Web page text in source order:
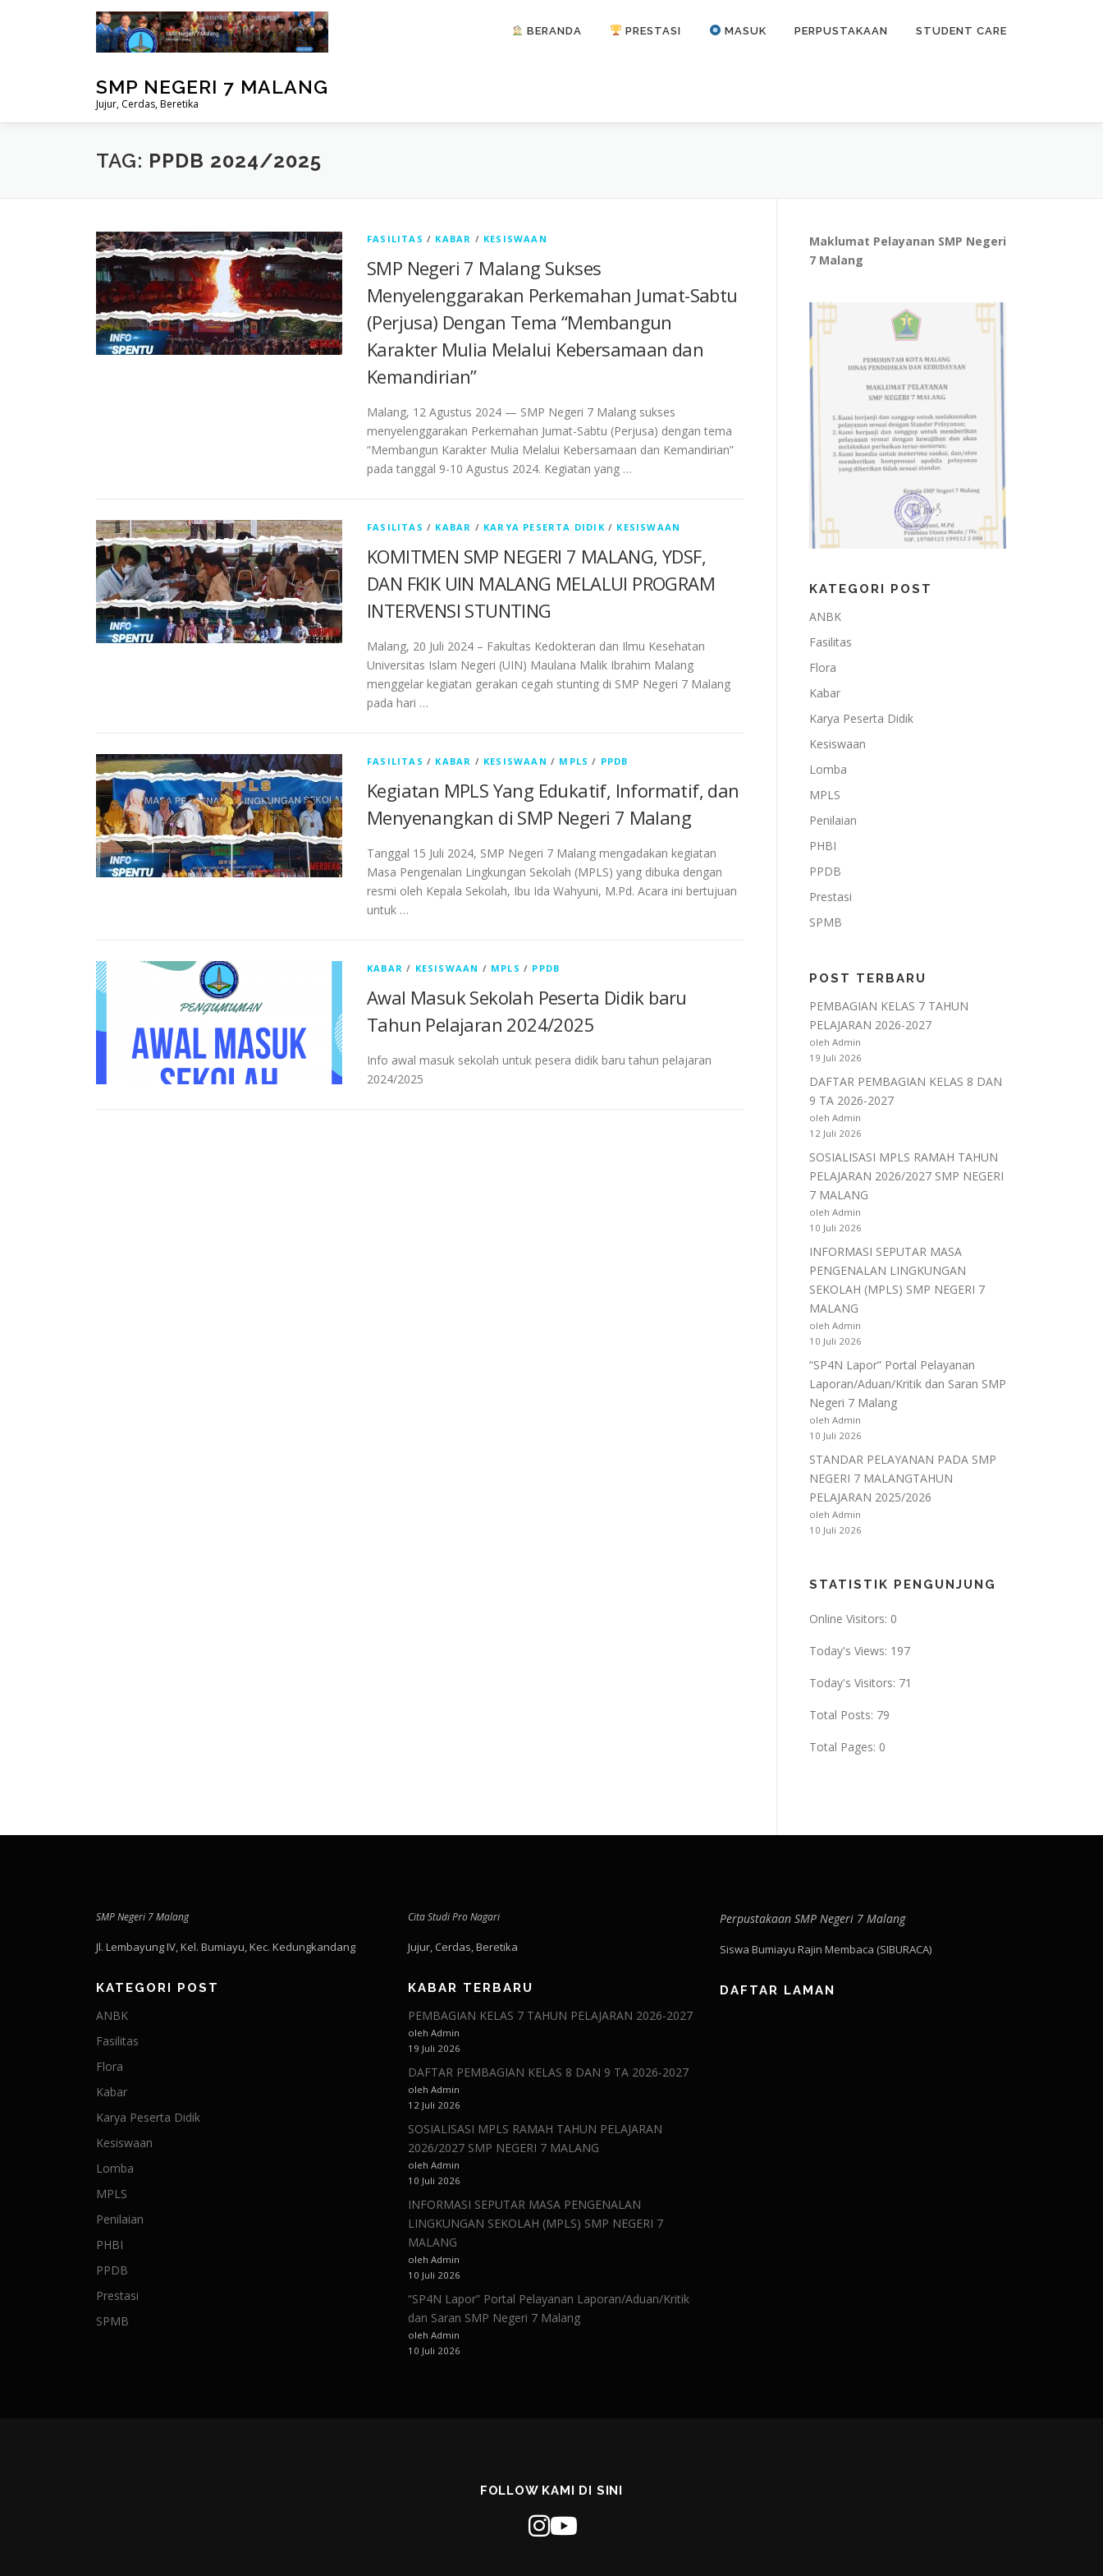
SMP NEGERI 7 MALANG
Jujur, Cerdas, Beretika
BERANDA PRESTASI MASUK PERPUSTAKAAN STUDENT CARE
TAG: PPDB 2024/2025
FASILITAS / KABAR / KESISWAAN
SMP Negeri 7 Malang Sukses
Menyelenggarakan Perkemahan Jumat-Sabtu
(Perjusa) Dengan Tema “Membangun
Karakter Mulia Melalui Kebersamaan dan
Kemandirian”
Malang, 12 Agustus 2024 — SMP Negeri 7 Malang sukses
menyelenggarakan Perkemahan Jumat-Sabtu (Perjusa) dengan tema
“Membangun Karakter Mulia Melalui Kebersamaan dan Kemandirian”
pada tanggal 9-10 Agustus 2024. Kegiatan yang …
FASILITAS / KABAR / KARYA PESERTA DIDIK / KESISWAAN
KOMITMEN SMP NEGERI 7 MALANG, YDSF,
DAN FKIK UIN MALANG MELALUI PROGRAM
INTERVENSI STUNTING
Malang, 20 Juli 2024 – Fakultas Kedokteran dan Ilmu Kesehatan
Universitas Islam Negeri (UIN) Maulana Malik Ibrahim Malang
menggelar kegiatan gerakan cegah stunting di SMP Negeri 7 Malang
pada hari …
FASILITAS / KABAR / KESISWAAN / MPLS / PPDB
Kegiatan MPLS Yang Edukatif, Informatif, dan
Menyenangkan di SMP Negeri 7 Malang
Tanggal 15 Juli 2024, SMP Negeri 7 Malang mengadakan kegiatan
Masa Pengenalan Lingkungan Sekolah (MPLS) yang dibuka dengan
resmi oleh Kepala Sekolah, Ibu Ida Wahyuni, M.Pd. Acara ini bertujuan
untuk …
KABAR / KESISWAAN / MPLS / PPDB
Awal Masuk Sekolah Peserta Didik baru
Tahun Pelajaran 2024/2025
Info awal masuk sekolah untuk pesera didik baru tahun pelajaran
2024/2025
Maklumat Pelayanan SMP Negeri
7 Malang
KATEGORI POST
ANBK
Fasilitas
Flora
Kabar
Karya Peserta Didik
Kesiswaan
Lomba
MPLS
Penilaian
PHBI
PPDB
Prestasi
SPMB
POST TERBARU
PEMBAGIAN KELAS 7 TAHUN
PELAJARAN 2026-2027
oleh Admin
19 Juli 2026
DAFTAR PEMBAGIAN KELAS 8 DAN
9 TA 2026-2027
oleh Admin
12 Juli 2026
SOSIALISASI MPLS RAMAH TAHUN
PELAJARAN 2026/2027 SMP NEGERI
7 MALANG
oleh Admin
10 Juli 2026
INFORMASI SEPUTAR MASA
PENGENALAN LINGKUNGAN
SEKOLAH (MPLS) SMP NEGERI 7
MALANG
oleh Admin
10 Juli 2026
“SP4N Lapor” Portal Pelayanan
Laporan/Aduan/Kritik dan Saran SMP
Negeri 7 Malang
oleh Admin
10 Juli 2026
STANDAR PELAYANAN PADA SMP
NEGERI 7 MALANGTAHUN
PELAJARAN 2025/2026
oleh Admin
10 Juli 2026
STATISTIK PENGUNJUNG
Online Visitors: 0
Today's Views: 197
Today's Visitors: 71
Total Posts: 79
Total Pages: 0
SMP Negeri 7 Malang
Jl. Lembayung IV, Kel. Bumiayu, Kec. Kedungkandang
KATEGORI POST
ANBK
Fasilitas
Flora
Kabar
Karya Peserta Didik
Kesiswaan
Lomba
MPLS
Penilaian
PHBI
PPDB
Prestasi
SPMB
Cita Studi Pro Nagari
Jujur, Cerdas, Beretika
KABAR TERBARU
PEMBAGIAN KELAS 7 TAHUN PELAJARAN 2026-2027
oleh Admin
19 Juli 2026
DAFTAR PEMBAGIAN KELAS 8 DAN 9 TA 2026-2027
oleh Admin
12 Juli 2026
SOSIALISASI MPLS RAMAH TAHUN PELAJARAN
2026/2027 SMP NEGERI 7 MALANG
oleh Admin
10 Juli 2026
INFORMASI SEPUTAR MASA PENGENALAN
LINGKUNGAN SEKOLAH (MPLS) SMP NEGERI 7
MALANG
oleh Admin
10 Juli 2026
“SP4N Lapor” Portal Pelayanan Laporan/Aduan/Kritik
dan Saran SMP Negeri 7 Malang
oleh Admin
10 Juli 2026
Perpustakaan SMP Negeri 7 Malang
Siswa Bumiayu Rajin Membaca (SIBURACA)
DAFTAR LAMAN
FOLLOW KAMI DI SINI